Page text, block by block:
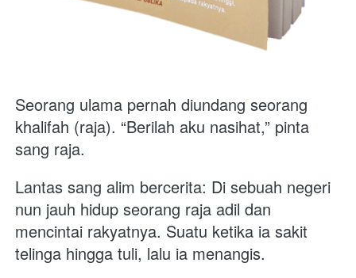
Seorang ulama pernah diundang seorang
khalifah (raja). “Berilah aku nasihat,” pinta
sang raja.
Lantas sang alim bercerita: Di sebuah negeri
nun jauh hidup seorang raja adil dan
mencintai rakyatnya. Suatu ketika ia sakit
telinga hingga tuli, lalu ia menangis.